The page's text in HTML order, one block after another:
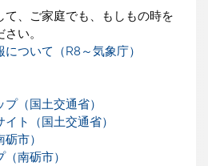
て、ご家庭でも、もしもの時を
い。
ついて（R8～気象庁）
（国土交通省）
ト（国土交通省）
市）
南砺市）